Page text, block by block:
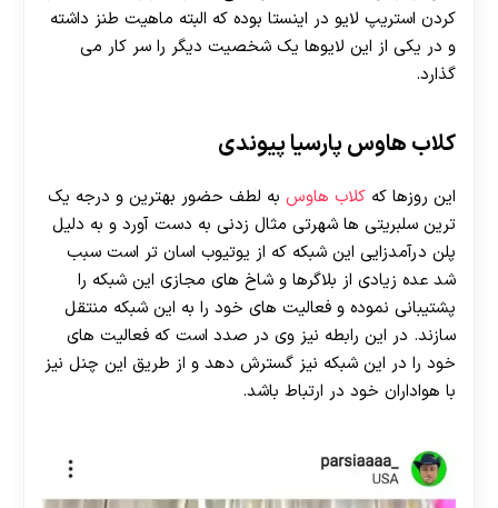
کردن استریپ لایو در اینستا بوده که البته ماهیت طنز داشته
و در یکی از این لایوها یک شخصیت دیگر را سر کار می
گذارد.
کلاب هاوس پارسیا پیوندی
این روزها که کلاب هاوس به لطف حضور بهترین و درجه یک
ترین سلبریتی ها شهرتی مثال زدنی به دست آورد و به دلیل
پلن درآمدزایی این شبکه که از یوتیوب اسان تر است سبب
شد عده زیادی از بلاگرها و شاخ های مجازی این شبکه را
پشتیبانی نموده و فعالیت های خود را به این شبکه منتقل
سازند. در این رابطه نیز وی در صدد است که فعالیت های
خود را در این شبکه نیز گسترش دهد و از طریق این چنل نیز
با هواداران خود در ارتباط باشد.